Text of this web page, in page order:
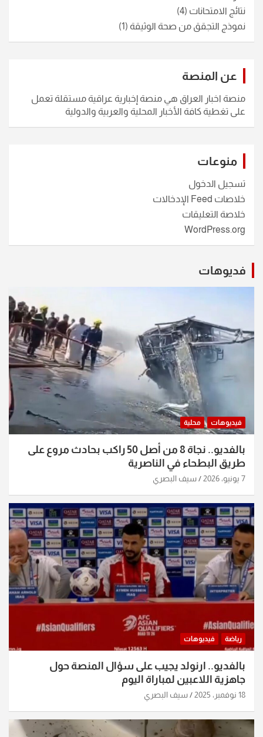
نتائج الامتحانات (4)
نموذج التجقق من صحة الوثيقة (1)
عن المنصة
منصة اخبار العراق هي منصة إخبارية عراقية مستقلة تعمل
على تغطية كافة الأخبار المحلية والعربية والدولية
منوعات
تسجيل الدخول
خلاصات Feed الإدخالات
خلاصة التعليقات
WordPress.org
فديوهات
فيديوهات محلية
بالفديو.. نجاة 8 من أصل 50 راكب بحادث مروع على
طريق البطحاء في الناصرية
7 يونيو، 2026 سيف البصري
رياضة فيديوهات
بالفديو.. ارنولد يجيب على سؤال المنصة حول
جاهزية اللاعبين لمباراة اليوم
18 نوفمبر، 2025 سيف البصري